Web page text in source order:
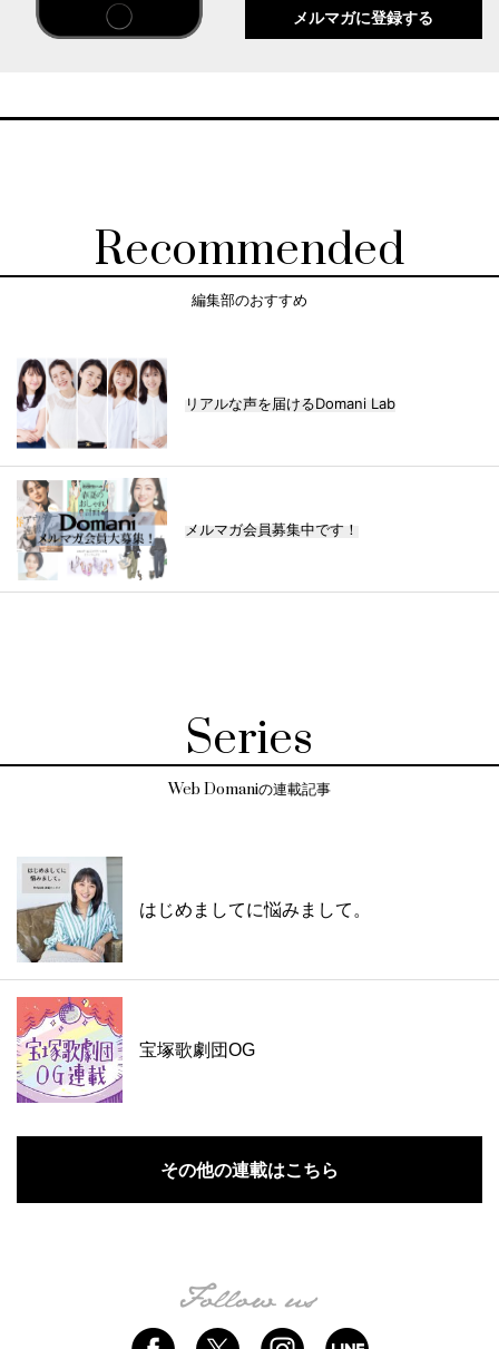
メルマガに登録する
Recommended
編集部のおすすめ
リアルな声を届けるDomani Lab
メルマガ会員募集中です！
Series
Web Domaniの連載記事
はじめましてに悩みまして。
宝塚歌劇団OG
その他の連載はこちら